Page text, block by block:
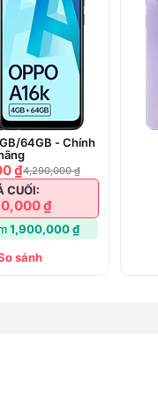
64GB - Chính
₫4,290,000 ₫
CUỐI:
₫
1,900,000 ₫
sánh